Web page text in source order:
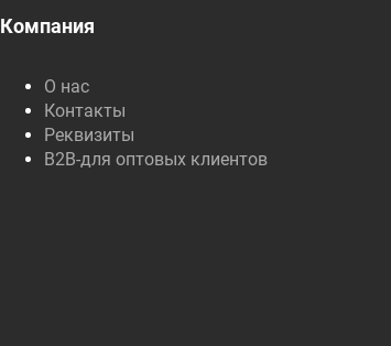
Компания
О нас
Контакты
Реквизиты
B2B-для оптовых клиентов